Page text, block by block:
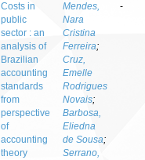
Costs in
public
sector : an
analysis of
Brazilian
accounting
standards
from
perspective
of
accounting
theory
Mendes,
Nara
Cristina
Ferreira;
Cruz,
Emelle
Rodrigues
Novais;
Barbosa,
Eliedna
de Sousa;
Serrano,
-